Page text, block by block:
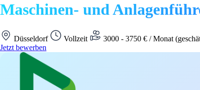
Maschinen- und
Düsseldorf Vollzeit 3000 - 3750 € / Monat
Jetzt bewerben